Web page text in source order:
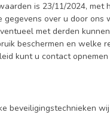
is 23/11/2024, met
over u door ons
met derden
beschermen en welke
kunt u contact opnemen
beveiligingstechnieken